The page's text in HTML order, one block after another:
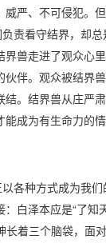
威严、不可侵犯。
责看守结界，却
兽走进了观众心
伙伴。观众被结界
。结界兽从庄严
能成为有生命力的
各种方式成为我们
白泽本应是“了知
长着三个脑袋，面